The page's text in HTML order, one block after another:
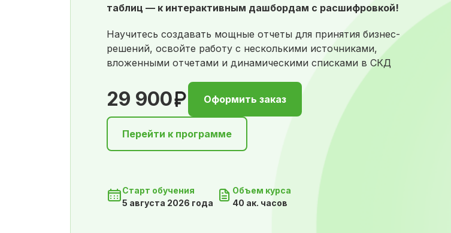
таблиц — к интерактивным дашбордам с расшифровкой!
Научитесь создавать мощные отчеты для принятия бизнес-
решений, освойте работу с несколькими источниками,
вложенными отчетами и динамическими списками в СКД
29 900 Оформить заказ
Перейти к программе
Старт обучения
5 августа 2026 года
Объем курса
40 ак. часов